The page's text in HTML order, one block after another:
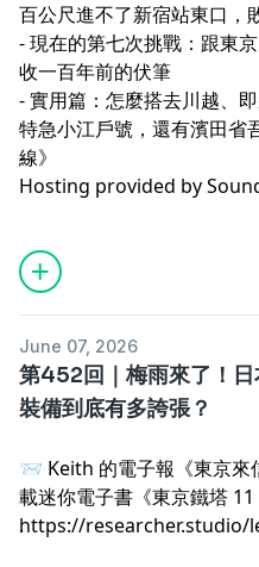
百公尺進不了新宿站東口，
- 現在的第七次挑戰：跟東
收一百年前的伏筆
- 實用篇：怎麼搭去川越、
特急小江戶號，還有濱田省
線》
--
Hosting provided by
June 07, 2026
第452回｜梅雨來了！
裝備到底有多誇張？
📨 Keith 的電子報《東京
載迷你電子書《東京鐵塔 11
https://researcher.studio/
.